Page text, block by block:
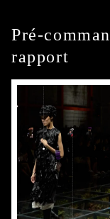
Pré-
rapport